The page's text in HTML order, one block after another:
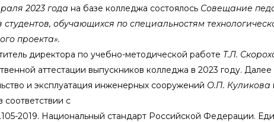
2023 годана базе колледжа состоялось Совещание
студентов, обучающихся по специальностям
проекта».
директора по учебно-методической работе Т.Л.
аттестации выпускников колледжа в 2023 году.
и эксплуатация инженерных сооружений О.П. Куликова
соответствии с
2019. Национальный стандарт Российской Федерации.